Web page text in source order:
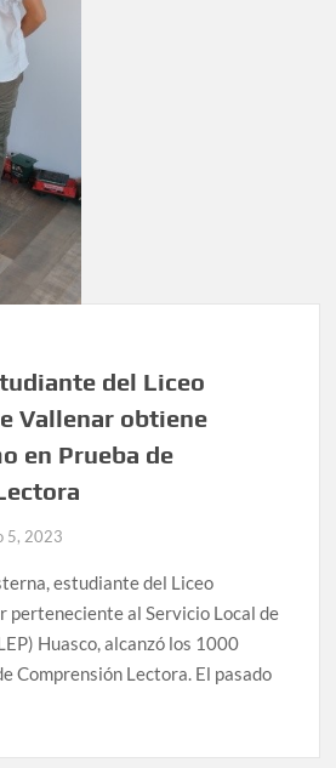
del Liceo
Vallenar obtiene
en Prueba de
5, 2023
estudiante del Liceo
perteneciente al Servicio Local de
Huasco, alcanzó los 1000
Comprensión Lectora. El pasado